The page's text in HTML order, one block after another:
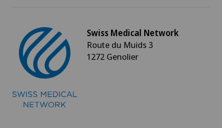
Swiss Medical Network
Route du Muids 3
1272 Genolier